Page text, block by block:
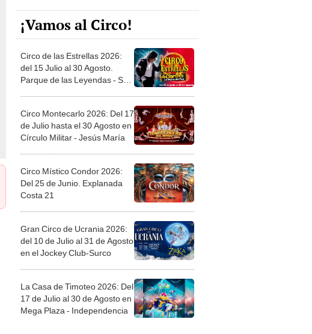
¡Vamos al Circo!
Circo de las Estrellas 2026:
del 15 Julio al 30 Agosto.
Parque de las Leyendas - San
Circo Montecarlo 2026: Del 17
de Julio hasta el 30 Agosto en
Círculo Militar - Jesús María
Circo Místico Condor 2026:
Del 25 de Junio. Explanada
Costa 21
Gran Circo de Ucrania 2026:
del 10 de Julio al 31 de Agosto
en el Jockey Club-Surco
La Casa de Timoteo 2026: Del
17 de Julio al 30 de Agosto en
Mega Plaza - Independencia